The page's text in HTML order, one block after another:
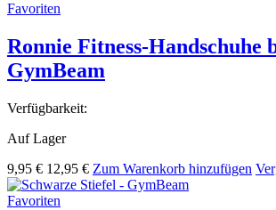
Favoriten
Ronnie Fitness-Handschuhe
GymBeam
Verfügbarkeit:
Auf Lager
9,95 € 12,95 € Zum Warenkorb hinzufügen
Favoriten